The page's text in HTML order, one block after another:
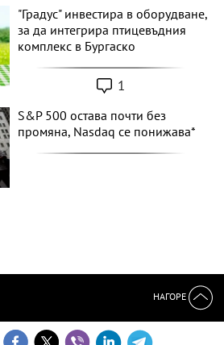
"Градус" инвестира в оборудване,
за да интегрира птицевъдния
комплекс в Бургаско
1
S&P 500 остава почти без
промяна, Nasdaq се понижава*
НАГОРЕ